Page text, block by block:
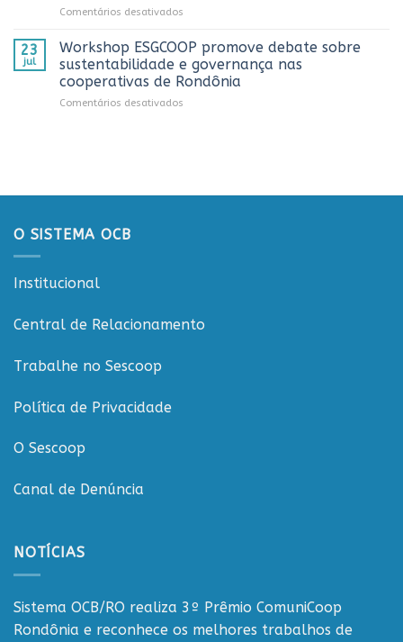
Caminhoneiro
promovida
pela
Cooperativa
Comentários desativados
OCB/RO
recebe
representantes
do
Conecta
23
jul
Workshop ESGCOOP promove debate sobre
sustentabilidade e governança nas
cooperativas de Rondônia
Comentários desativados
sustentabilidade
O SISTEMA OCB
Institucional
Central de Relacionamento
Trabalhe no Sescoop
Política de Privacidade
O Sescoop
Canal de Denúncia
NOTÍCIAS
Sistema OCB/RO realiza 3º Prêmio ComuniCoop
Rondônia e reconhece os melhores trabalhos de